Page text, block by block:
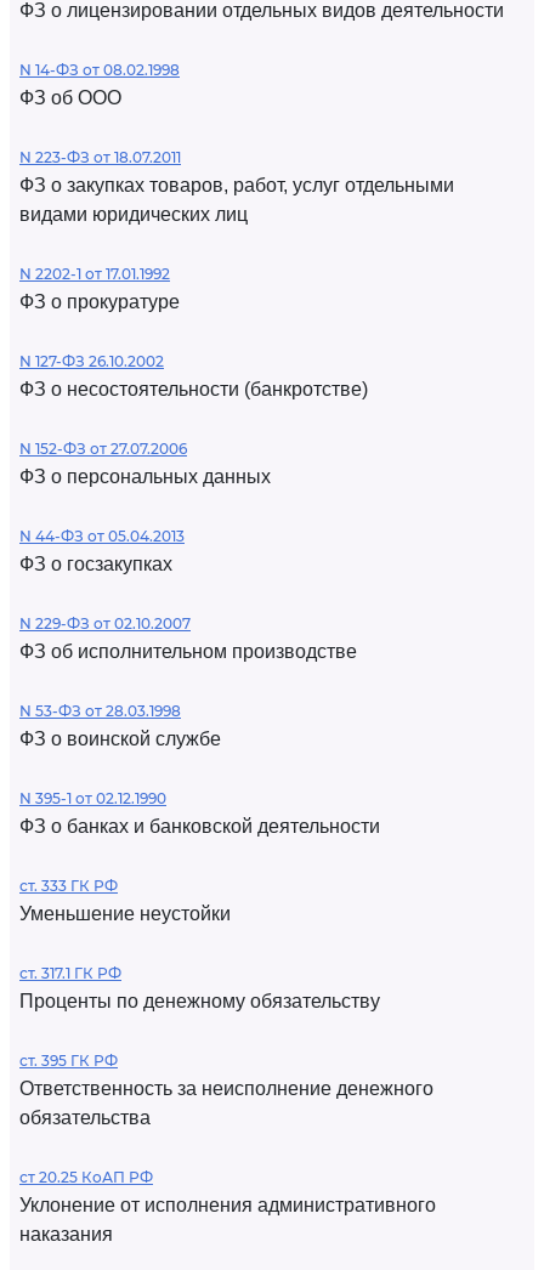
ФЗ о лицензировании отдельных видов деятельности
N 14-ФЗ от 08.02.1998
ФЗ об ООО
N 223-ФЗ от 18.07.2011
ФЗ о закупках товаров, работ, услуг отдельными
видами юридических лиц
N 2202-1 от 17.01.1992
ФЗ о прокуратуре
N 127-ФЗ 26.10.2002
ФЗ о несостоятельности (банкротстве)
N 152-ФЗ от 27.07.2006
ФЗ о персональных данных
N 44-ФЗ от 05.04.2013
ФЗ о госзакупках
N 229-ФЗ от 02.10.2007
ФЗ об исполнительном производстве
N 53-ФЗ от 28.03.1998
ФЗ о воинской службе
N 395-1 от 02.12.1990
ФЗ о банках и банковской деятельности
ст. 333 ГК РФ
Уменьшение неустойки
ст. 317.1 ГК РФ
Проценты по денежному обязательству
ст. 395 ГК РФ
Ответственность за неисполнение денежного
обязательства
ст 20.25 КоАП РФ
Уклонение от исполнения административного
наказания